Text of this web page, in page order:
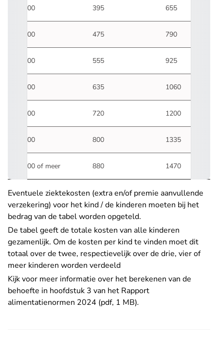
3000 395 655
3500 475 790
4000 555 925
4500 635 1060
5000 720 1200
5500 800 1335
6000 of meer 880 1470
Eventuele ziektekosten (extra en/of premie aanvullende
verzekering) voor het kind / de kinderen moeten bij het
bedrag van de tabel worden opgeteld.
De tabel geeft de totale kosten van alle kinderen
gezamenlijk. Om de kosten per kind te vinden moet dit
totaal over de twee, respectievelijk over de drie, vier of
meer kinderen worden verdeeld
Kijk voor meer informatie over het berekenen van de
behoefte in hoofdstuk 3 van het Rapport
alimentatienormen 2024 (pdf, 1 MB).